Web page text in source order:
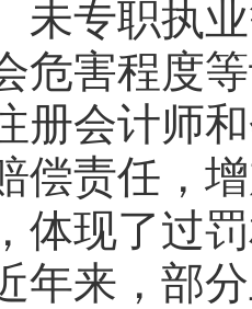
未专职执
危害程度
册会计师
偿责任，
体现了过
来，部分